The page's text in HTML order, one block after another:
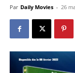
Par Daily Movies - 26